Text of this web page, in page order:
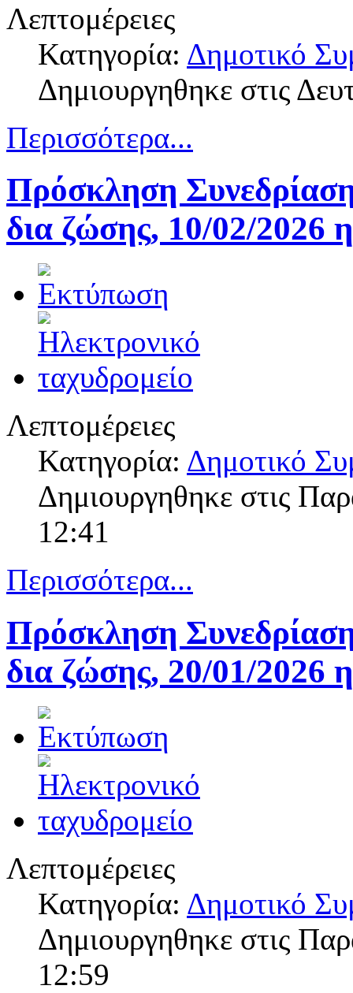
Λεπτομέρειες
Κατηγορία: Δημοτικό
Δημιουργηθηκε στις
Περισσότερα...
Πρόσκληση
δια ζώσης, 10/02/2026
Λεπτομέρειες
Κατηγορία: Δημοτικό
Δημιουργηθηκε στις
12:41
Περισσότερα...
Πρόσκληση
δια ζώσης, 20/01/2026
Λεπτομέρειες
Κατηγορία: Δημοτικό
Δημιουργηθηκε στις
12:59